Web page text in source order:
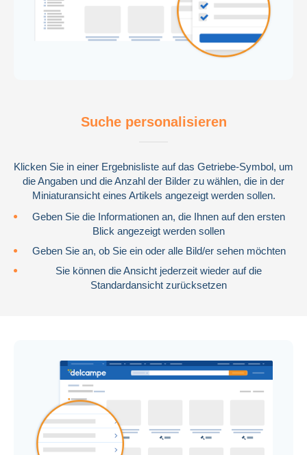
Suche personalisieren
Klicken Sie in einer Ergebnisliste auf das Getriebe-Symbol, um
die Angaben und die Anzahl der Bilder zu wählen, die in der
Miniaturansicht eines Artikels angezeigt werden sollen.
Geben Sie die Informationen an, die Ihnen auf den ersten
Blick angezeigt werden sollen
Geben Sie an, ob Sie ein oder alle Bild/er sehen möchten
Sie können die Ansicht jederzeit wieder auf die
Standardansicht zurücksetzen